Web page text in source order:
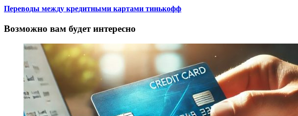
Переводы между кредитными картами тинькофф
Возможно вам будет интересно